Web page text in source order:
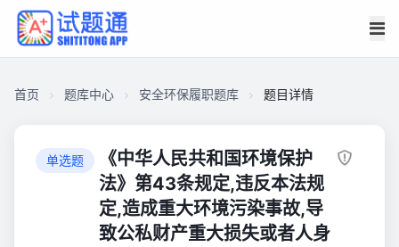
首页 题库中心 安全环保履职题库 题目详情
单选题
《中华人民共和国环境保护
法》第43条规定,违反本法规
定,造成重大环境污染事故,导
致公私财产重大损失或者人身